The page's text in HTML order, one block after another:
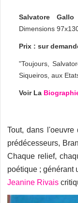
Salvatore
Dimensions
Prix : sur
"Toujours,
Siqueiros, aux
Voir La
Tout, dans
prédécesseurs,
Chaque relief,
poétique ; générant
Jeanine Rivais